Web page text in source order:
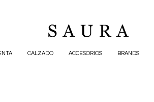
CALZADO ACCESORIOS BRANDS